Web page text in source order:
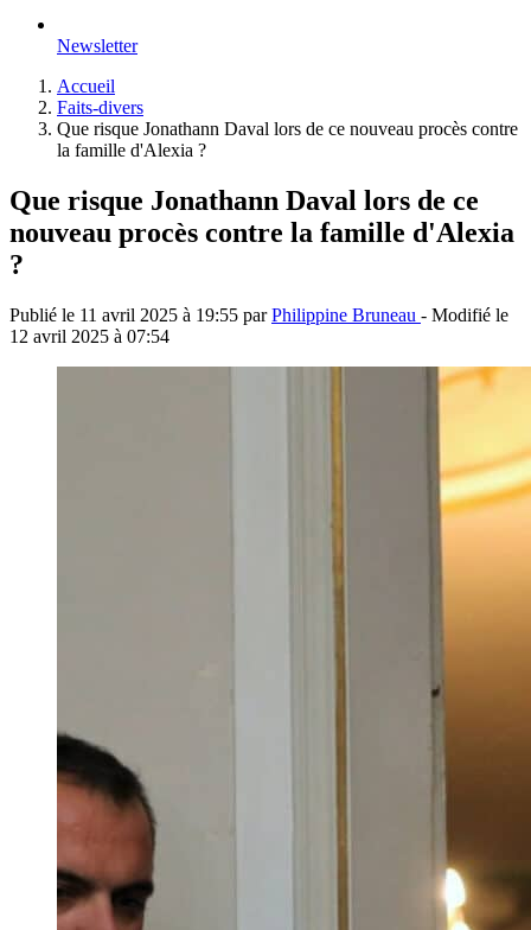
Newsletter
Accueil
Faits-divers
Que risque Jonathann Daval lors de ce nouveau procès contre
la famille d'Alexia ?
Que risque Jonathann Daval lors de ce
nouveau procès contre la famille d'Alexia
?
Publié le 11 avril 2025 à 19:55 parPhilippine Bruneau - Modifié le
12 avril 2025 à 07:54